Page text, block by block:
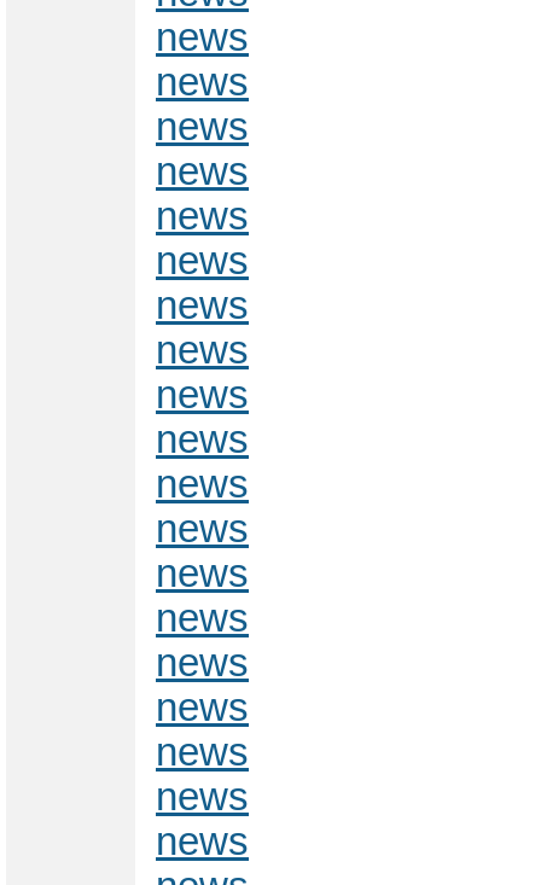
news
news
news
news
news
news
news
news
news
news
news
news
news
news
news
news
news
news
news